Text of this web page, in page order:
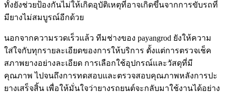
ทั้งยังช่วยป้องกันไม่ให้เกิดอุบัติเหตุที่อาจเกิดขึ้นจากการขับรถที่
มียางไม่สมบูรณ์อีกด้วย
นอกจากความรวดเร็วแล้ว ทีมช่างของ payangrod ยังให้ความ
ใส่ใจกับทุกรายละเอียดของการให้บริการ ตั้งแต่การตรวจเช็ค
สภาพยางอย่างละเอียด การเลือกใช้อุปกรณ์และวัสดุที่มี
คุณภาพ ไปจนถึงการทดสอบและตรวจสอบคุณภาพหลังการปะ
ยางเสร็จสิ้น เพื่อให้มั่นใจว่ายางรถยนต์จะกลับมาใช้งานได้อย่าง